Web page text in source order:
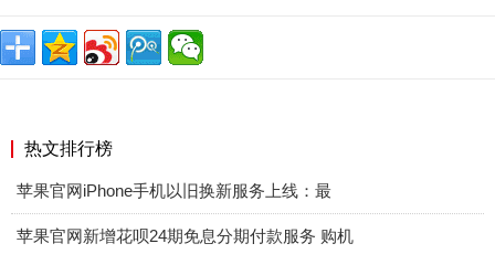
热文排行榜
苹果官网iPhone手机以旧换新服务上线：最
苹果官网新增花呗24期免息分期付款服务 购机